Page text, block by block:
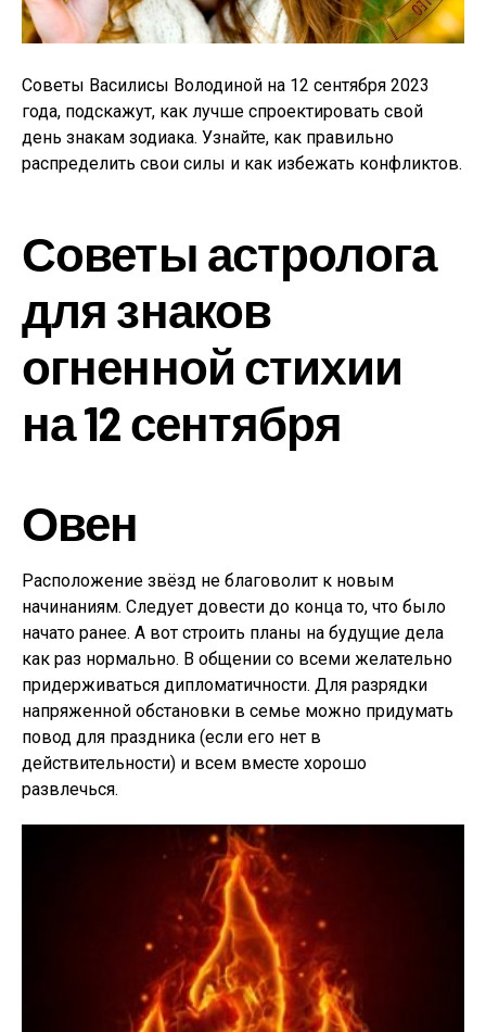
Советы Василисы Володиной на 12 сентября 2023
года, подскажут, как лучше спроектировать свой
день знакам зодиака. Узнайте, как правильно
распределить свои силы и как избежать конфликтов.
Советы астролога
для знаков
огненной стихии
на 12 сентября
Овен
Расположение звёзд не благоволит к новым
начинаниям. Следует довести до конца то, что было
начато ранее. А вот строить планы на будущие дела
как раз нормально. В общении со всеми желательно
придерживаться дипломатичности. Для разрядки
напряженной обстановки в семье можно придумать
повод для праздника (если его нет в
действительности) и всем вместе хорошо
развлечься.